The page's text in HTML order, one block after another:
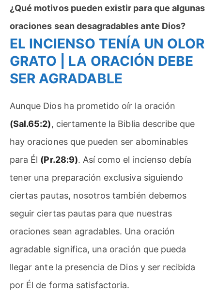
¿Qué motivos pueden existir para que algunas
oraciones sean desagradables ante Dios?
EL INCIENSO TENÍA UN OLOR
GRATO | LA ORACIÓN DEBE
SER AGRADABLE
Aunque Dios ha prometido oír la oración
(Sal.65:2), ciertamente la Biblia describe que
hay oraciones que pueden ser abominables
para Él (Pr.28:9). Así como el incienso debía
tener una preparación exclusiva siguiendo
ciertas pautas, nosotros también debemos
seguir ciertas pautas para que nuestras
oraciones sean agradables. Una oración
agradable significa, una oración que pueda
llegar ante la presencia de Dios y ser recibida
por Él de forma satisfactoria.